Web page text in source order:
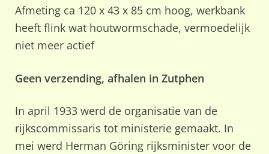
Afmeting ca 120 x 43 x 85 cm hoog, werkbank
heeft flink wat houtwormschade, vermoedelijk
niet meer actief
Geen verzending, afhalen in Zutphen
In april 1933 werd de organisatie van de
rijkscommissaris tot ministerie gemaakt. In
mei werd Herman Göring rijksminister voor de